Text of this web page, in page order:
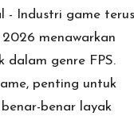
- Industri game terus
menawarkan
dalam genre FPS.
penting untuk
benar layak